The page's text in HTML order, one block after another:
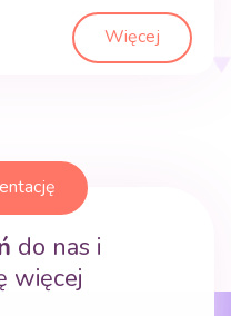
Więcej
do nas i
więcej